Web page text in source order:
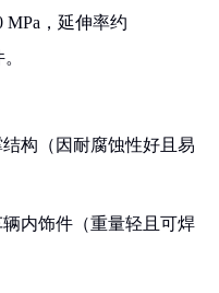
MPa，延伸率约
构（因耐腐蚀性好且易
内饰件（重量轻且可焊